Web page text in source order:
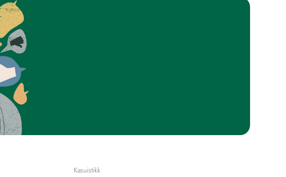
Kasuistikk